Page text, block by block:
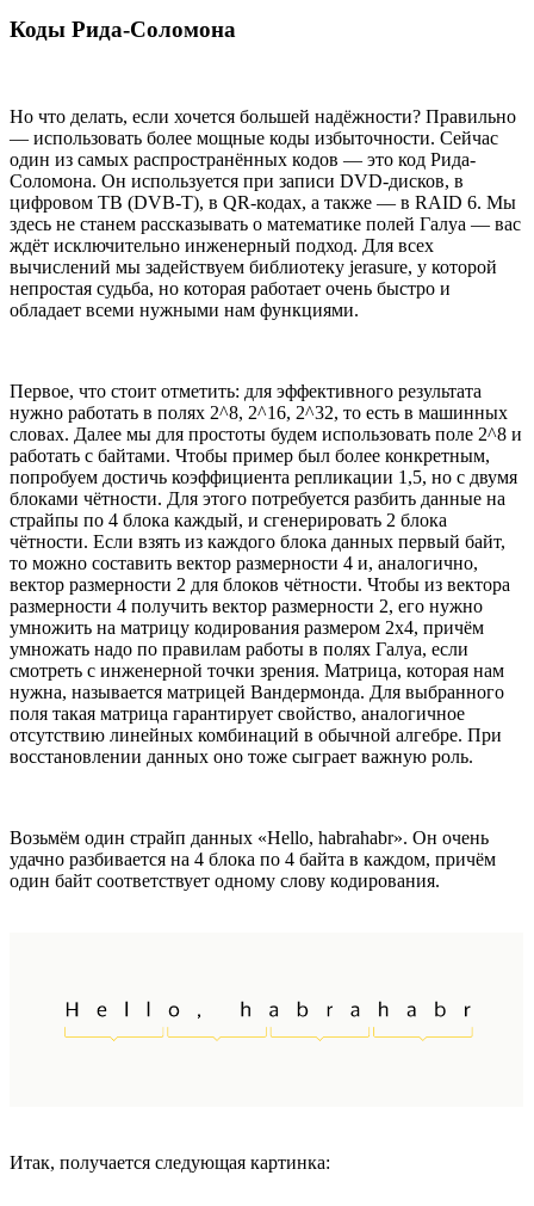
Коды Рида-Соломона
Но что делать, если хочется большей надёжности? Правильно
— использовать более мощные коды избыточности. Сейчас
один из самых распространённых кодов — это код Рида-
Соломона. Он используется при записи DVD-дисков, в
цифровом ТВ (DVB-T), в QR-кодах, а также — в RAID 6. Мы
здесь не станем рассказывать о математике полей Галуа — вас
ждёт исключительно инженерный подход. Для всех
вычислений мы задействуем библиотеку jerasure, у которой
непростая судьба, но которая работает очень быстро и
обладает всеми нужными нам функциями.
Первое, что стоит отметить: для эффективного результата
нужно работать в полях 2^8, 2^16, 2^32, то есть в машинных
словах. Далее мы для простоты будем использовать поле 2^8 и
работать с байтами. Чтобы пример был более конкретным,
попробуем достичь коэффициента репликации 1,5, но с двумя
блоками чётности. Для этого потребуется разбить данные на
страйпы по 4 блока каждый, и сгенерировать 2 блока
чётности. Если взять из каждого блока данных первый байт,
то можно составить вектор размерности 4 и, аналогично,
вектор размерности 2 для блоков чётности. Чтобы из вектора
размерности 4 получить вектор размерности 2, его нужно
умножить на матрицу кодирования размером 2х4, причём
умножать надо по правилам работы в полях Галуа, если
смотреть с инженерной точки зрения. Матрица, которая нам
нужна, называется матрицей Вандермонда. Для выбранного
поля такая матрица гарантирует свойство, аналогичное
отсутствию линейных комбинаций в обычной алгебре. При
восстановлении данных оно тоже сыграет важную роль.
Возьмём один страйп данных «Hello, habrahabr». Он очень
удачно разбивается на 4 блока по 4 байта в каждом, причём
один байт соответствует одному слову кодирования.
Итак, получается следующая картинка: